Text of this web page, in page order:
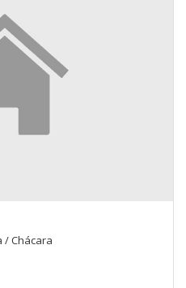
/ Chácara